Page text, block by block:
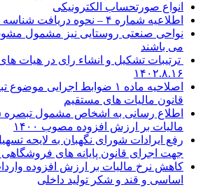
انواع صورتحساب الکترونیکی
اطلاعیه شماره ۴ – نحوه دریافت شناسه کالا و خدمات
می باشند
ترتیبات تشکیل و انشاء رای در هیات
۱۴۰۲.۸.۱۶
قانون مالیات های مستقیم
مالیات بر ارزش افزوده مصوب ۱۴۰۰
رفع ایرادات شورای نگهبان به لایحه
جهت اجرای قانون پایانه های فروشگاهی
کاهش نرخ مالیات بر ارزش افزوده
اساسی و قند و شکر تولید داخلی